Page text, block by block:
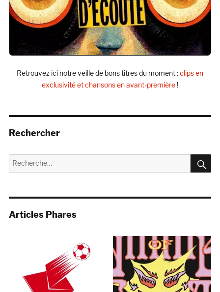
Retrouvez ici notre veille de bons titres du moment :clips en
exclusivité et chansons en avant-première !
Rechercher
Recherche
pour :
Articles Phares